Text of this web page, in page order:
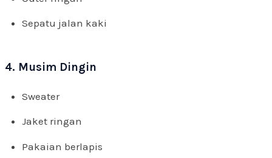
Sepatu jalan kaki
4. Musim Dingin
Sweater
Jaket ringan
Pakaian berlapis